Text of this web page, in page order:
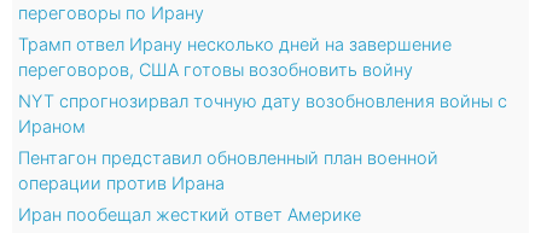
переговоры по Ирану
Трамп отвел Ирану несколько дней на завершение
переговоров, США готовы возобновить войну
NYT спрогнозирвал точную дату возобновления войны с
Ираном
Пентагон представил обновленный план военной
операции против Ирана
Иран пообещал жесткий ответ Америке